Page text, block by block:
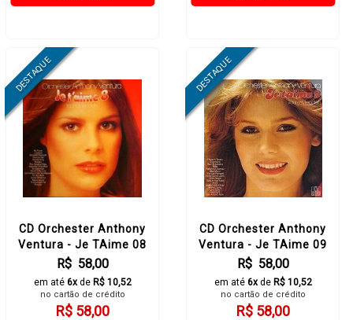
CD Orchester Anthony
Ventura - Je TAime 08
R$ 58,00
em até 6xde R$ 10,52
no cartão de crédito
R$ 58,00
CD Orchester Anthony
Ventura - Je TAime 09
R$ 58,00
em até 6xde R$ 10,52
no cartão de crédito
R$ 58,00